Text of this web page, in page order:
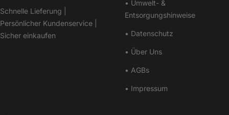
Schnelle Lieferung |
Persönlicher Kundenservice |
Sicher einkaufen
• Umwelt- &
Entsorgungshinweise
• Datenschutz
• Über Uns
• AGBs
• Impressum